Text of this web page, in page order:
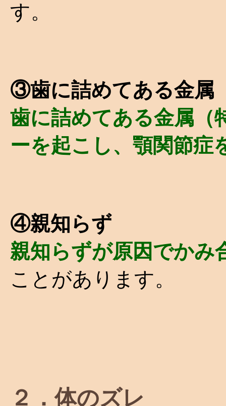
す。
③歯に詰めてある金属
歯に詰めてある金属（
ーを起こし、顎関節症
④親知らず
親知らずが原因でかみ
ことがあります。
２．体のズレ